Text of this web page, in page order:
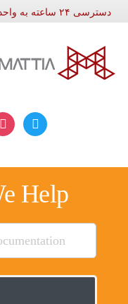
دسترسی ۲۴ ساعته به واحد فروش: ۰۹۱۲۷۲۰۱۴۱۷ | ۰۹۰۱۶۰۰۰۴۱۴
twitter
Help?